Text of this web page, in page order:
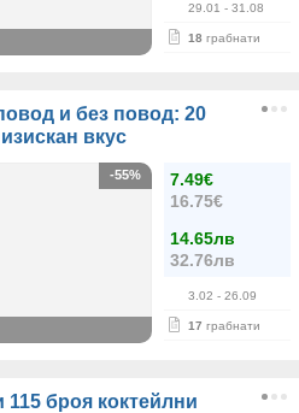
29.01 - 31.08
18 грабнати
и без повод: 20
вкус
7.49€
16.75€
14.65лв
32.76лв
3.02 - 26.09
17 грабнати
-55%
броя коктейлни